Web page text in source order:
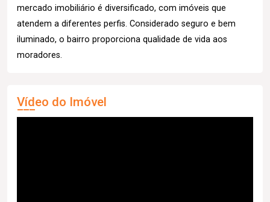
mercado imobiliário é diversificado, com imóveis que
atendem a diferentes perfis. Considerado seguro e bem
iluminado, o bairro proporciona qualidade de vida aos
moradores.
Vídeo do Imóvel